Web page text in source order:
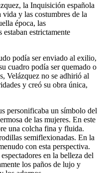
la Inquisición española
y las costumbres de la
época, las
estaban estrictamente
podía ser enviado al exilio,
cuadro podía ser quemado o
Velázquez no se adhirió al
y creó su obra única,
personificaba un símbolo del
de las mujeres. En este
una colcha fina y fluida.
semiflexionadas. En la
con esta perspectiva.
en la belleza del
los paños de lujo y